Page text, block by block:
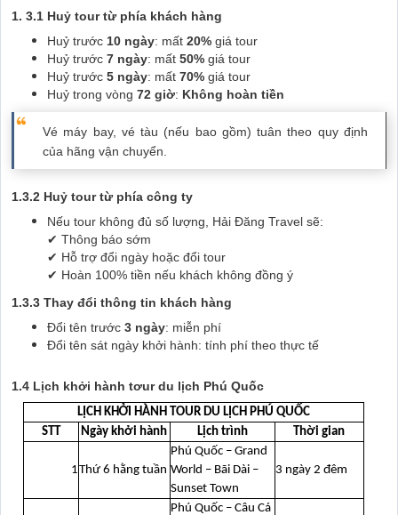
1. 3.1 Huỷ tour từ phía khách hàng
Huỷ trước 10 ngày: mất 20% giá tour
Huỷ trước 7 ngày: mất 50% giá tour
Huỷ trước 5 ngày: mất 70% giá tour
Huỷ trong vòng 72 giờ: Không hoàn tiền
Vé máy bay, vé tàu (nếu bao gồm) tuân theo quy định
của hãng vận chuyển.
1.3.2 Huỷ tour từ phía công ty
Nếu tour không đủ số lượng, Hải Đăng Travel sẽ:
✔ Thông báo sớm
✔ Hỗ trợ đổi ngày hoặc đổi tour
✔ Hoàn 100% tiền nếu khách không đồng ý
1.3.3 Thay đổi thông tin khách hàng
Đổi tên trước 3 ngày: miễn phí
Đổi tên sát ngày khởi hành: tính phí theo thực tế
1.4 Lịch khởi hành tơur du lịch Phú Quốc
LỊCH KHỞI HÀNH TOUR DU LỊCH PHÚ QUỐC
STT
Ngày khởi hành Lịch trình Thời gian
1Thứ 6 hằng tuần
Phú Quốc – Grand
World – Bãi Dài –
Sunset Town
3 ngày 2 đêm
Phú Quốc – Câu Cá